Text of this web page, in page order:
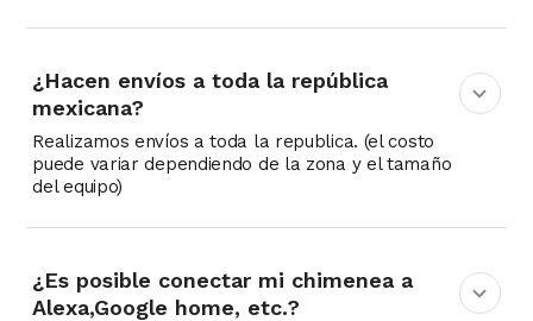
¿Hacen envíos a toda la república
mexicana?
Realizamos envíos a toda la republica. (el costo
puede variar dependiendo de la zona y el tamaño
del equipo)
¿Es posible conectar mi chimenea a
Alexa,Google home, etc.?